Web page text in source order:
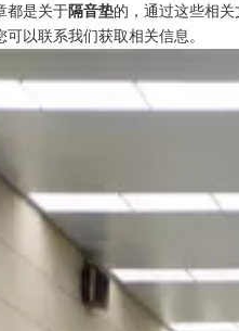
都是关于隔音垫的，通过这些相
以联系我们获取相关信息。